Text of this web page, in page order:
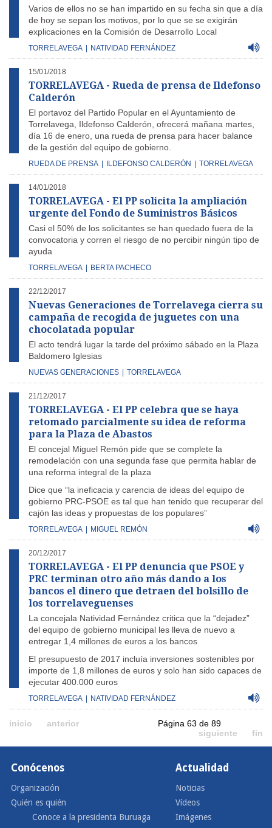
Varios de ellos no se han impartido en su fecha sin que a día
de hoy se sepan los motivos, por lo que se se exigirán
explicaciones en la Comisión de Desarrollo Local
TORRELAVEGA NATIVIDAD FERNÁNDEZ
15/01/2018
TORRELAVEGA - Rueda de prensa de Ildefonso
Calderón
El portavoz del Partido Popular en el Ayuntamiento de
Torrelavega, Ildefonso Calderón, ofrecerá mañana martes,
día 16 de enero, una rueda de prensa para hacer balance
de la gestión del equipo de gobierno.
RUEDA DE PRENSA ILDEFONSO CALDERÓN TORRELAVEGA
14/01/2018
TORRELAVEGA - El PP solicita la ampliación
urgente del Fondo de Suministros Básicos
Casi el 50% de los solicitantes se han quedado fuera de la
convocatoria y corren el riesgo de no percibir ningún tipo de
ayuda
TORRELAVEGA BERTA PACHECO
22/12/2017
Nuevas Generaciones de Torrelavega cierra su
campaña de recogida de juguetes con una
chocolatada popular
El acto tendrá lugar la tarde del próximo sábado en la Plaza
Baldomero Iglesias
NUEVAS GENERACIONES TORRELAVEGA
21/12/2017
TORRELAVEGA - El PP celebra que se haya
retomado parcialmente su idea de reforma
para la Plaza de Abastos
El concejal Miguel Remón pide que se complete la
remodelación con una segunda fase que permita hablar de
una reforma integral de la plaza
Dice que “la ineficacia y carencia de ideas del equipo de
gobierno PRC-PSOE es tal que han tenido que recuperar del
cajón las ideas y propuestas de los populares”
TORRELAVEGA MIGUEL REMÓN
20/12/2017
TORRELAVEGA - El PP denuncia que PSOE y
PRC terminan otro año más dando a los
bancos el dinero que detraen del bolsillo de
los torrelaveguenses
La concejala Natividad Fernández critica que la “dejadez”
del equipo de gobierno municipal les lleva de nuevo a
entregar 1,4 millones de euros a los bancos
El presupuesto de 2017 incluía inversiones sostenibles por
importe de 1,8 millones de euros y solo han sido capaces de
ejecutar 400.000 euros
TORRELAVEGA NATIVIDAD FERNÁNDEZ
inicio anterior
Página 63 de 89
siguiente
fin
Conócenos
Organización
Quién es quién
Conoce a la presidenta Buruaga
Actualidad
Noticias
Vídeos
Imágenes